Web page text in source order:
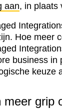
aan, in plaats
Hoe meer
business
keuze
grip